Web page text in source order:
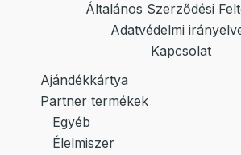
Általános Szerződési
Adatvédelmi
Kapcsolat
Ajándékkártya
Partner termékek
Egyéb
Élelmiszer